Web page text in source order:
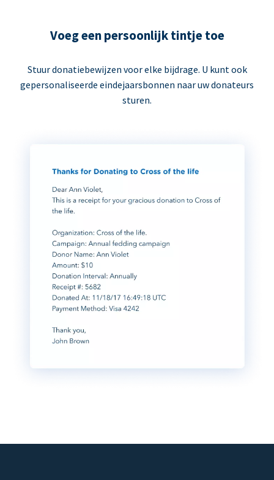
Voeg een persoonlijk tintje toe
Stuur donatiebewijzen voor elke bijdrage. U kunt ook
gepersonaliseerde eindejaarsbonnen naar uw donateurs
sturen.